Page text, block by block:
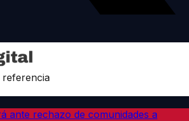
referencia
ante rechazo de comunidades a